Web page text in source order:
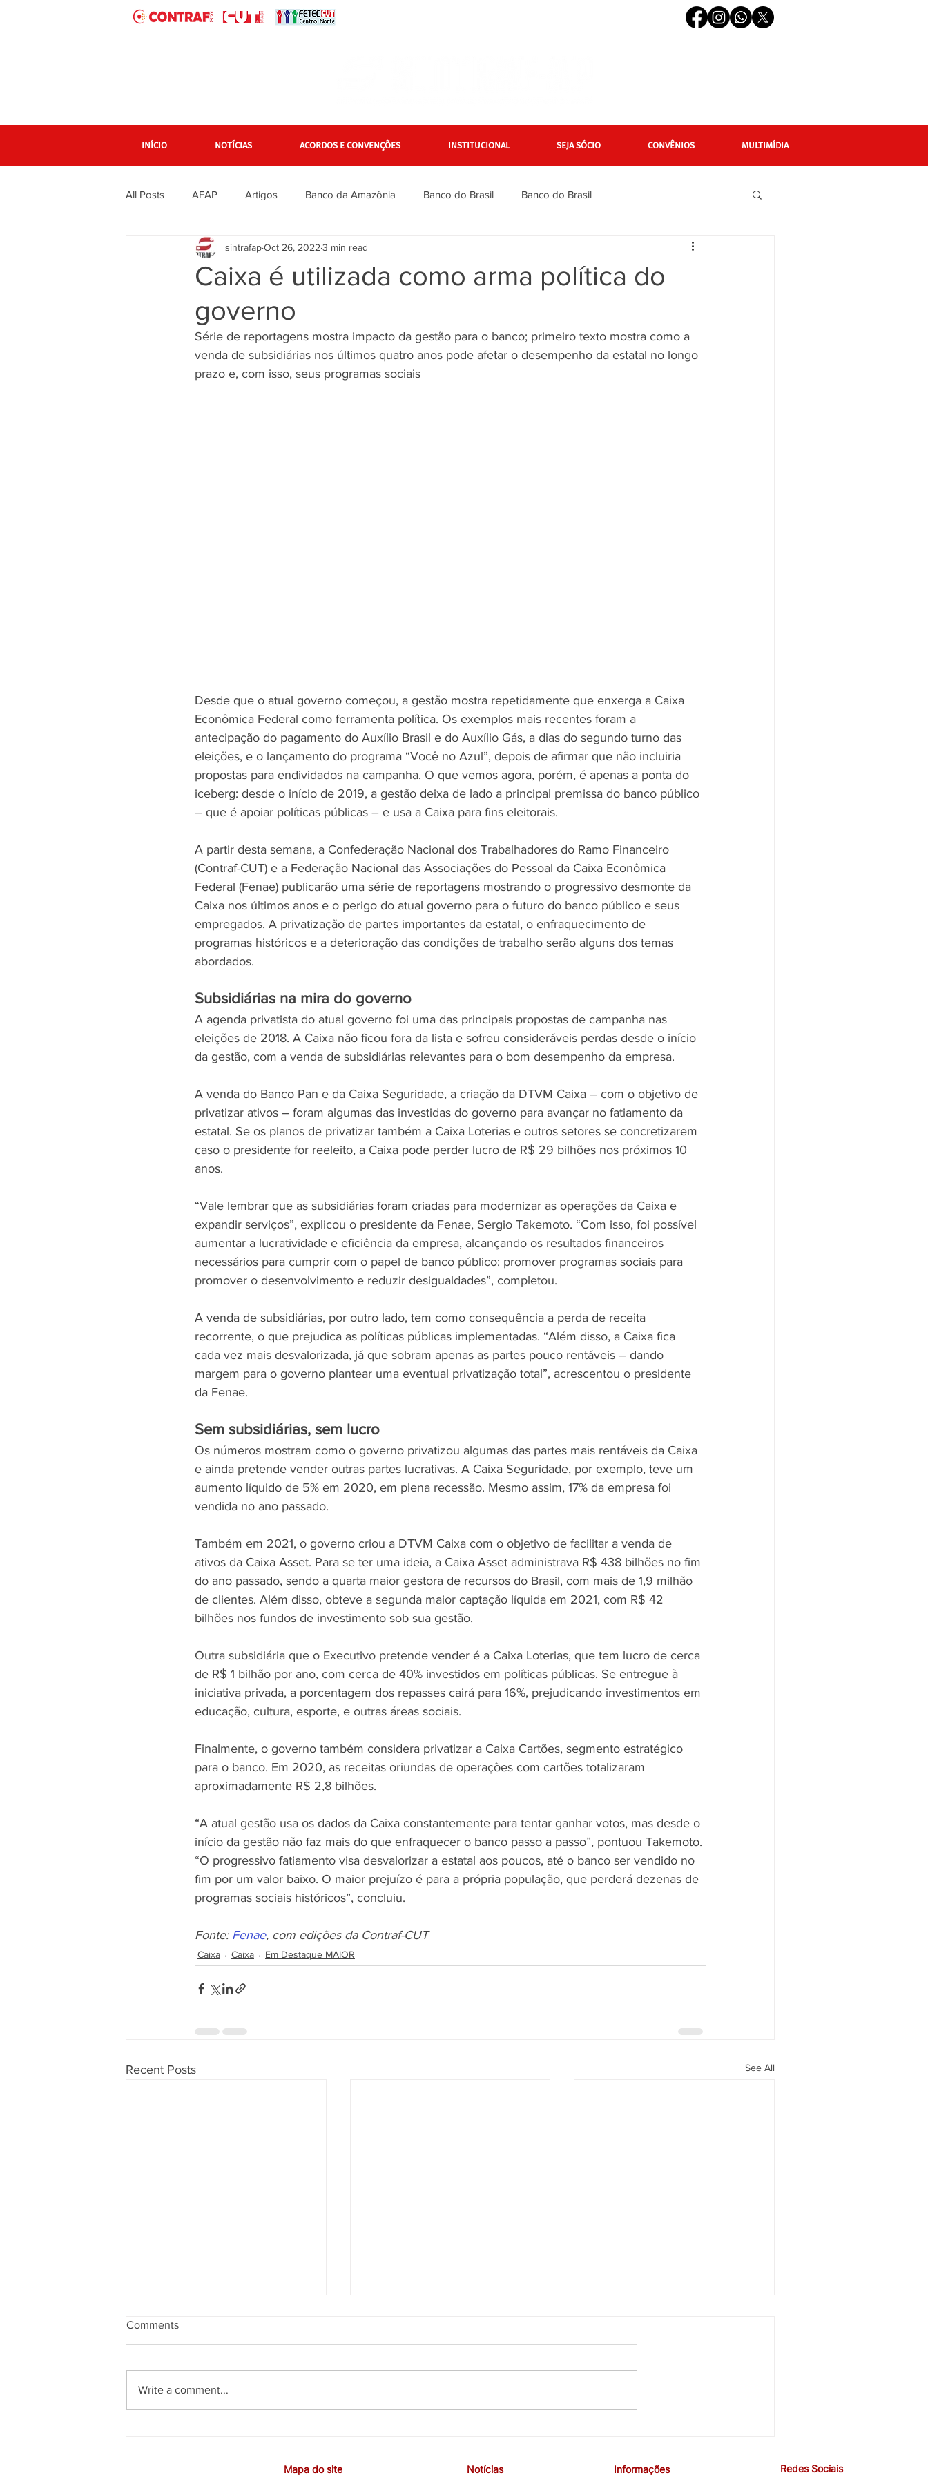
INÍCIO NOTÍCIAS ACORDOS E CONVENÇÕES INSTITUCIONAL SEJA SÓCIO CONVÊNIOS MULTIMÍDIA
All Posts AFAP Artigos Banco da Amazônia Banco do Brasil Banco do Brasil
banner grande pagina inicial Bradesco Editais
Em destaque Página inicial
Movimento Sindical Mulheres Negros Notícias Outros Bancos Santander Santander
Caixa é utilizada como arma política do
governo
sintrafapOct 26, 2022 3 min read
Série de reportagens mostra impacto da gestão para o banco; primeiro texto mostra como a
venda de subsidiárias nos últimos quatro anos pode afetar o desempenho da estatal no longo
prazo e, com isso, seus programas sociais
Desde que o atual governo começou, a gestão mostra repetidamente que enxerga a Caixa
Econômica Federal como ferramenta política. Os exemplos mais recentes foram a
antecipação do pagamento do Auxílio Brasil e do Auxílio Gás, a dias do segundo turno das
eleições, e o lançamento do programa “Você no Azul”, depois de afirmar que não incluiria
propostas para endividados na campanha. O que vemos agora, porém, é apenas a ponta do
iceberg: desde o início de 2019, a gestão deixa de lado a principal premissa do banco público
– que é apoiar políticas públicas – e usa a Caixa para fins eleitorais.
A partir desta semana, a Confederação Nacional dos Trabalhadores do Ramo Financeiro
(Contraf-CUT) e a Federação Nacional das Associações do Pessoal da Caixa Econômica
Federal (Fenae) publicarão uma série de reportagens mostrando o progressivo desmonte da
Caixa nos últimos anos e o perigo do atual governo para o futuro do banco público e seus
empregados. A privatização de partes importantes da estatal, o enfraquecimento de
programas históricos e a deterioração das condições de trabalho serão alguns dos temas
abordados.
Subsidiárias na mira do governo
A agenda privatista do atual governo foi uma das principais propostas de campanha nas
eleições de 2018. A Caixa não ficou fora da lista e sofreu consideráveis perdas desde o início
da gestão, com a venda de subsidiárias relevantes para o bom desempenho da empresa.
A venda do Banco Pan e da Caixa Seguridade, a criação da DTVM Caixa – com o objetivo de
privatizar ativos – foram algumas das investidas do governo para avançar no fatiamento da
estatal. Se os planos de privatizar também a Caixa Loterias e outros setores se concretizarem
caso o presidente for reeleito, a Caixa pode perder lucro de R$ 29 bilhões nos próximos 10
anos.
“Vale lembrar que as subsidiárias foram criadas para modernizar as operações da Caixa e
expandir serviços”, explicou o presidente da Fenae, Sergio Takemoto. “Com isso, foi possível
aumentar a lucratividade e eficiência da empresa, alcançando os resultados financeiros
necessários para cumprir com o papel de banco público: promover programas sociais para
promover o desenvolvimento e reduzir desigualdades”, completou.
A venda de subsidiárias, por outro lado, tem como consequência a perda de receita
recorrente, o que prejudica as políticas públicas implementadas. “Além disso, a Caixa fica
cada vez mais desvalorizada, já que sobram apenas as partes pouco rentáveis – dando
margem para o governo plantear uma eventual privatização total”, acrescentou o presidente
da Fenae.
Sem subsidiárias, sem lucro
Os números mostram como o governo privatizou algumas das partes mais rentáveis da Caixa
e ainda pretende vender outras partes lucrativas. A Caixa Seguridade, por exemplo, teve um
aumento líquido de 5% em 2020, em plena recessão. Mesmo assim, 17% da empresa foi
vendida no ano passado.
Também em 2021, o governo criou a DTVM Caixa com o objetivo de facilitar a venda de
ativos da Caixa Asset. Para se ter uma ideia, a Caixa Asset administrava R$ 438 bilhões no fim
do ano passado, sendo a quarta maior gestora de recursos do Brasil, com mais de 1,9 milhão
de clientes. Além disso, obteve a segunda maior captação líquida em 2021, com R$ 42
bilhões nos fundos de investimento sob sua gestão.
Outra subsidiária que o Executivo pretende vender é a Caixa Loterias, que tem lucro de cerca
de R$ 1 bilhão por ano, com cerca de 40% investidos em políticas públicas. Se entregue à
iniciativa privada, a porcentagem dos repasses cairá para 16%, prejudicando investimentos em
educação, cultura, esporte, e outras áreas sociais.
Finalmente, o governo também considera privatizar a Caixa Cartões, segmento estratégico
para o banco. Em 2020, as receitas oriundas de operações com cartões totalizaram
aproximadamente R$ 2,8 bilhões.
“A atual gestão usa os dados da Caixa constantemente para tentar ganhar votos, mas desde o
início da gestão não faz mais do que enfraquecer o banco passo a passo”, pontuou Takemoto.
“O progressivo fatiamento visa desvalorizar a estatal aos poucos, até o banco ser vendido no
fim por um valor baixo. O maior prejuízo é para a própria população, que perderá dezenas de
programas sociais históricos”, concluiu.
Fonte: Fenae, com edições da Contraf-CUT
Caixa Caixa Em Destaque MAIOR
Recent Posts See All
de trabalho em negociação
com o Santander
Comments
Write a comment...
Mapa do site Notícias Informações Redes Sociais